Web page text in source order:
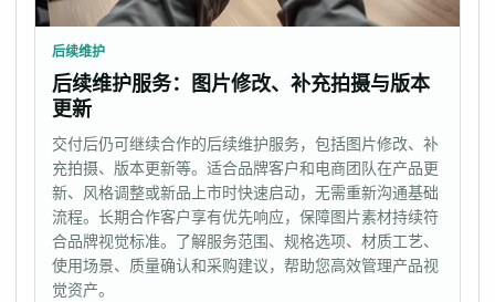
后续维护
后续维护服务：图片修改、补充拍摄与版本
更新
交付后仍可继续合作的后续维护服务，包括图片修改、补
充拍摄、版本更新等。适合品牌客户和电商团队在产品更
新、风格调整或新品上市时快速启动，无需重新沟通基础
流程。长期合作客户享有优先响应，保障图片素材持续符
合品牌视觉标准。了解服务范围、规格选项、材质工艺、
使用场景、质量确认和采购建议，帮助您高效管理产品视
觉资产。